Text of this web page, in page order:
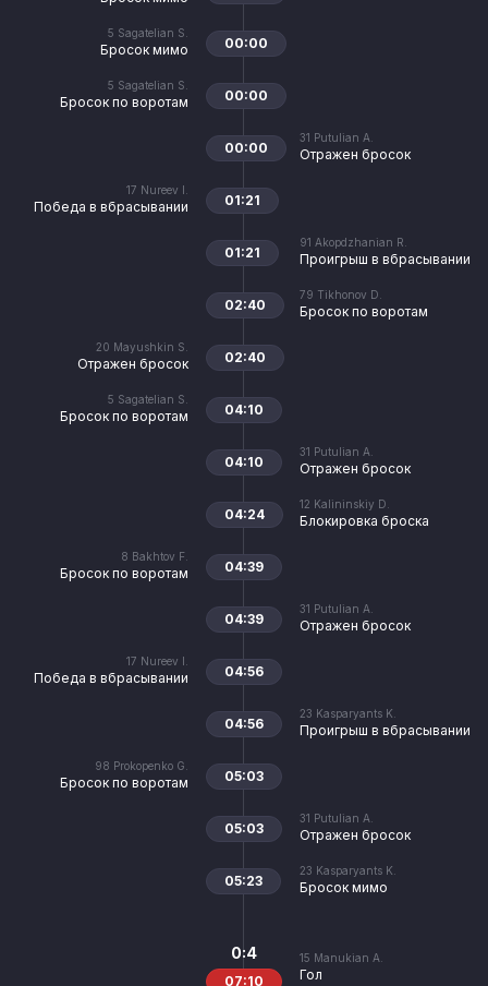
5 Sagatelian S.
Бросок мимо 00:00
5 Sagatelian S.
Бросок по воротам 00:00
31 Putulian A.
Отражен бросок
00:00
17 Nureev I.
Победа в вбрасывании 01:21
91 Akopdzhanian R.
Проигрыш в вбрасывании
01:21
79 Tikhonov D.
Бросок по воротам
02:40
20 Mayushkin S.
Отражен бросок 02:40
5 Sagatelian S.
Бросок по воротам 04:10
31 Putulian A.
Отражен бросок
04:10
12 Kalininskiy D.
Блокировка броска
04:24
8 Bakhtov F.
Бросок по воротам 04:39
31 Putulian A.
Отражен бросок
04:39
17 Nureev I.
Победа в вбрасывании 04:56
23 Kasparyants K.
Проигрыш в вбрасывании
04:56
98 Prokopenko G.
Бросок по воротам 05:03
31 Putulian A.
Отражен бросок
05:03
23 Kasparyants K.
Бросок мимо
05:23
15 Manukian A.
Гол
0:4
07:10